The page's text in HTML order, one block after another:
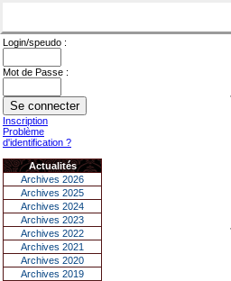
Login/speudo :
Mot de Passe :
Inscription
Problème
d'identification ?
Actualités
Archives 2026
Archives 2025
Archives 2024
Archives 2023
Archives 2022
Archives 2021
Archives 2020
Archives 2019